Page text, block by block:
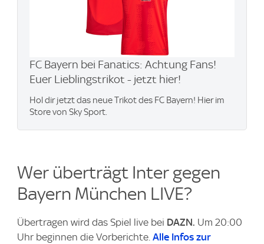
FC Bayern bei Fanatics: Achtung Fans!
Euer Lieblingstrikot - jetzt hier!
Hol dir jetzt das neue Trikot des FC Bayern! Hier im
Store von Sky Sport.
Wer überträgt Inter gegen
Bayern München LIVE?
Übertragen wird das Spiel live bei DAZN. Um 20:00
Uhr beginnen die Vorberichte. Alle Infos zur